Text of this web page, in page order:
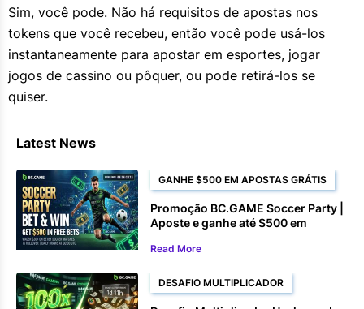
Sim, você pode. Não há requisitos de apostas nos
tokens que você recebeu, então você pode usá-los
instantaneamente para apostar em esportes, jogar
jogos de cassino ou pôquer, ou pode retirá-los se
quiser.
Latest News
GANHE $500 EM APOSTAS GRÁTIS
Promoção BC.GAME Soccer Party |
Aposte e ganhe até $500 em
Read More
DESAFIO MULTIPLICADOR